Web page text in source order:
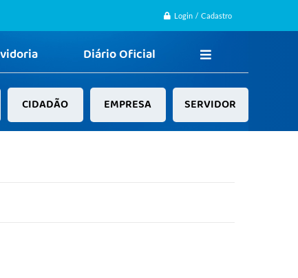
Login / Cadastro
Diário Oficial
CIDADÃO EMPRESA SERVIDOR